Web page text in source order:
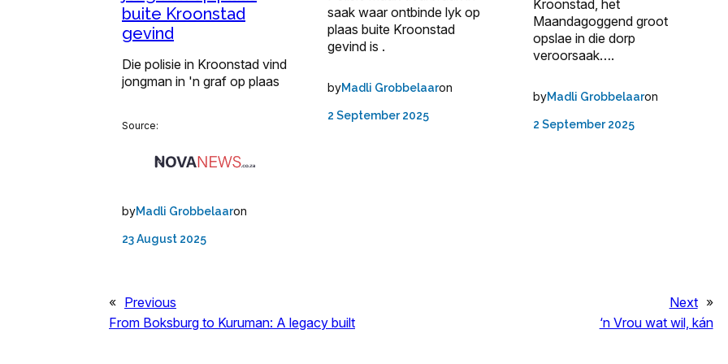
buite Kroonstad
gevind
Die polisie in Kroonstad vind
jongman in 'n graf op plaas
Source:
byMadli Grobbelaaron
23 August 2025
saak waar ontbinde lyk op
plaas buite Kroonstad
gevind is .
byMadli Grobbelaaron
2 September 2025
Kroonstad, het
Maandagoggend groot
opslae in die dorp
veroorsaak….
byMadli Grobbelaaron
2 September 2025
« Previous
From Boksburg to Kuruman: A legacy built
Next »
‘n Vrou wat wil, kán